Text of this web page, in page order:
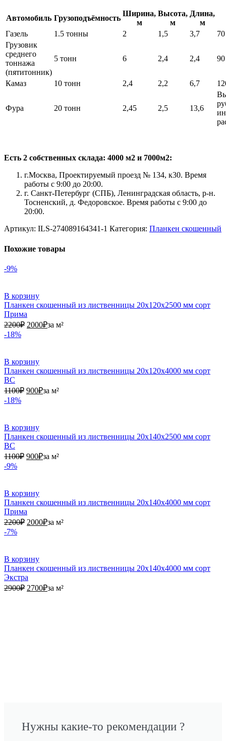
Автомобиль Грузоподъёмность
Ширина,
м
Высота,
м
Длина,
м
Газель
1.5 тонны 2 1,5 3,7
Грузовик
среднего
тоннажа
(пятитонник)
5 тонн 6 2,4 2,4
Камаз 10 тонн 2,4 2,2 6,7
Фура 20 тонн 2,45 2,5 13,6
Есть 2 собственных склада: 4000 м2 и 7000м2:
г.Москва, Проектируемый проезд № 134, к30. Время
работы с 9:00 до 20:00.
г. Санкт-Петербург (СПБ), Ленинградская область, р-н.
Тосненский, д. Федоровское. Время работы с 9:00 до
20:00.
Артикул: ILS-274089164341-1 Категория: Планкен скошенный
Похожие товары
-9%
В корзину
Планкен скошенный из лиственницы 20х120х2500 мм сорт
Прима
2200₽ 2200₽.
2000₽2000₽.
за м²
-18%
В корзину
Планкен скошенный из лиственницы 20х120х4000 мм сорт
ВС
1100₽ 1100₽.
900₽900₽.
за м²
-18%
В корзину
Планкен скошенный из лиственницы 20х140х2500 мм сорт
ВС
1100₽ 1100₽.
900₽900₽.
за м²
-9%
В корзину
Планкен скошенный из лиственницы 20х140х4000 мм сорт
Прима
2200₽ 2200₽.
2000₽2000₽.
за м²
-7%
В корзину
Планкен скошенный из лиственницы 20х140х4000 мм сорт
Экстра
2900₽ 2900₽.
2700₽2700₽.
за м²
Нужны какие-то рекомендации ?